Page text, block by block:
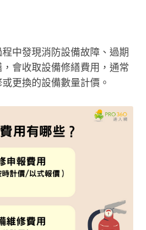
中發現消防設備故障、過期
會收取設備修繕費用，通常
更換的設備數量計價。